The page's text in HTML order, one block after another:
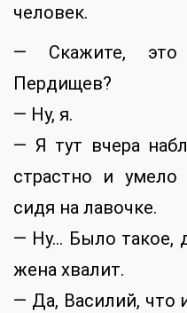
человек.
— Скажите,
Пердищев?
— Ну, я.
— Я тут вчера
страстно и
сидя на лавочке.
— Ну… Было такое,
жена хвалит.
— Да, Василий, что